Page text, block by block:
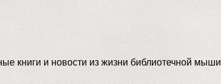
книги и новости из жизни библиотечной мыши